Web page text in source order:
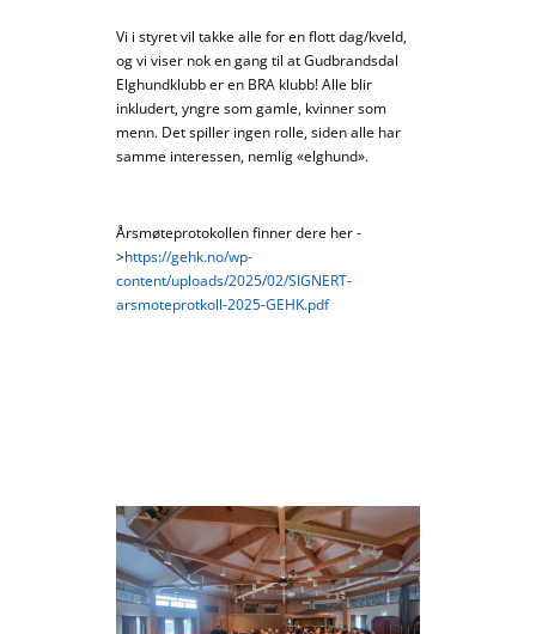
Vi i styret vil takke alle for en flott dag/kveld,
og vi viser nok en gang til at Gudbrandsdal
Elghundklubb er en BRA klubb! Alle blir
inkludert, yngre som gamle, kvinner som
menn. Det spiller ingen rolle, siden alle har
samme interessen, nemlig «elghund».
Årsmøteprotokollen finner dere her -
>https://gehk.no/wp-
content/uploads/2025/02/SIGNERT-
arsmoteprotkoll-2025-GEHK.pdf